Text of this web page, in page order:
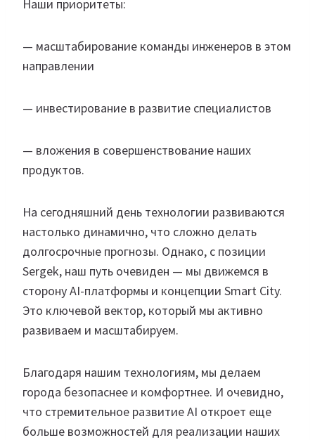
Наши приоритеты:
— масштабирование команды инженеров в этом
направлении
— инвестирование в развитие специалистов
— вложения в совершенствование наших
продуктов.
На сегодняшний день технологии развиваются
настолько динамично, что сложно делать
долгосрочные прогнозы. Однако, с позиции
Sergek, наш путь очевиден — мы движемся в
сторону AI-платформы и концепции Smart City.
Это ключевой вектор, который мы активно
развиваем и масштабируем.
Благодаря нашим технологиям, мы делаем
города безопаснее и комфортнее. И очевидно,
что стремительное развитие AI откроет еще
больше возможностей для реализации наших